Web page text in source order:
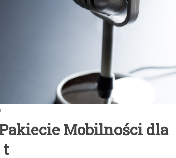
Mobilności dla
t